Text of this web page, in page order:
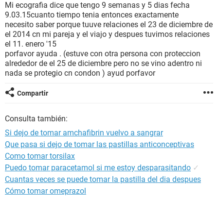
BIENESTAR
SEXUALIDAD
GLOSARIO
Mi ecografia dice que tengo 9 semanas y 5 dias fecha
9.03.15cuanto tiempo tenia entonces exactamente
necesito saber porque tuuve relaciones el 23 de diciembre de
el 2014 cn mi pareja y el viajo y despues tuvimos relaciones
el 11. enero '15
porfavor ayuda . (estuve con otra persona con proteccion
alrededor de el 25 de diciembre pero no se vino adentro ni
nada se protegio cn condon ) ayud porfavor
Compartir
Consulta también:
Si dejo de tomar amchafibrin vuelvo a sangrar
Que pasa si dejo de tomar las pastillas anticonceptivas
Como tomar torsilax
Puedo tomar paracetamol si me estoy desparasitando ✓
Cuantas veces se puede tomar la pastilla del dia despues
Cómo tomar omeprazol